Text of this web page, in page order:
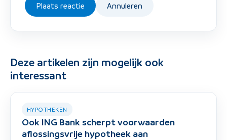
Plaats reactie Annuleren
Deze artikelen zijn mogelijk ook
interessant
HYPOTHEKEN
Ook ING Bank scherpt voorwaarden
aflossingsvrije hypotheek aan